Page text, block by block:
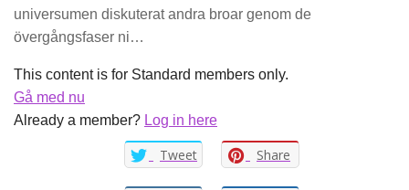
universumen diskuterat andra broar genom de
övergångsfaser ni…
This content is for Standard members only.
Gå med nu
Already a member? Log in here
Tweet Share